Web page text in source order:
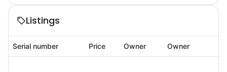
Listings
Serial number Price Owner Owner